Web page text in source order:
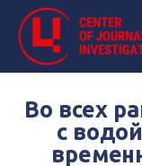
Во всех
с